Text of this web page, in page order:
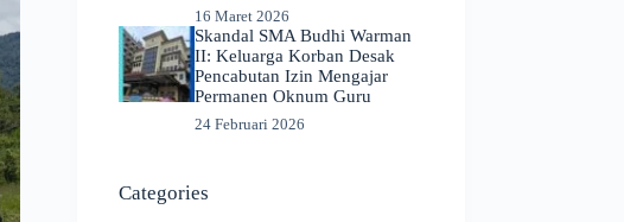
16 Maret 2026
Skandal SMA Budhi Warman
II: Keluarga Korban Desak
Pencabutan Izin Mengajar
Permanen Oknum Guru
24 Februari 2026
Categories